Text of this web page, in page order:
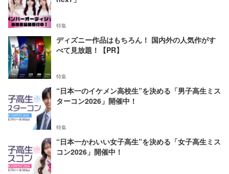
特集
ディズニー作品はもちろん！ 国内外の人気作がす
べて見放題！【PR】
特集
“日本一のイケメン高校生”を決める「男子高生ミス
ターコン2026」開催中！
特集
“日本一かわいい女子高生”を決める「女子高生ミス
コン2026」開催中！